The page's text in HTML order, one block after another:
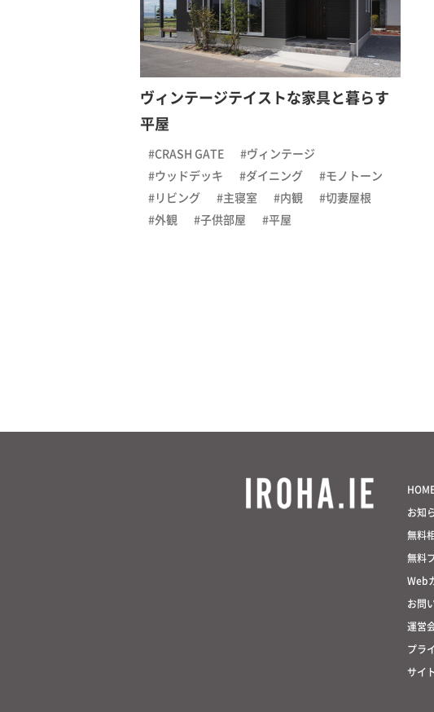
ヴィンテージテイストな家具と暮らす
平屋
#CRASH GATE
#ヴィンテージ
#ウッドデッキ
#ダイニング
#モノトーン
#リビング
#主寝室 #内観
#切妻屋根
#外観
#子供部屋 #平屋
お知
無料
無料
Web
お問
運営
プラ
サイ